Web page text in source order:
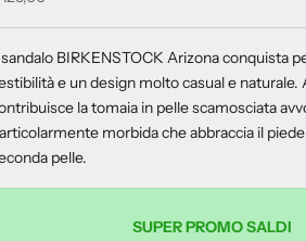
BIRKENSTOCK Arizona conquista
e un design molto casual e naturale.
la tomaia in pelle scamosciata
morbida che abbraccia il
pelle.
SUPER PROMO SALDI